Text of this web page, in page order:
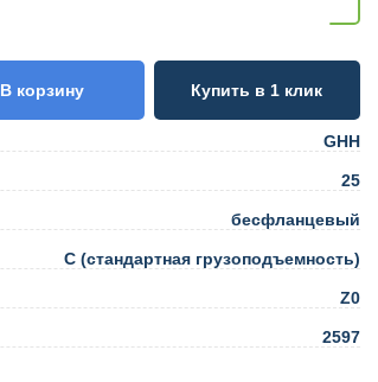
GHH
25
бесфланцевый
C (стандартная грузоподъемность)
Z0
2597
В корзину Купить в 1 клик